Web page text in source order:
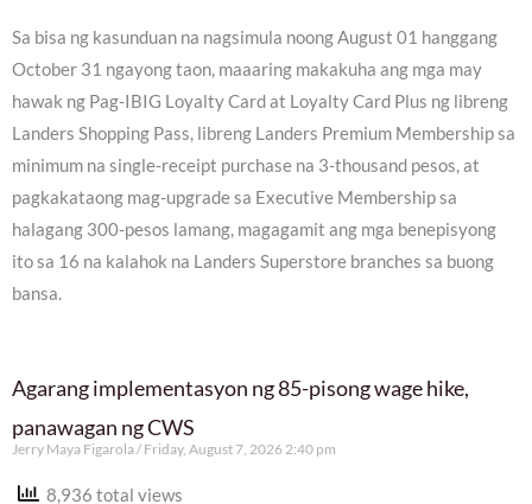
Sa bisa ng kasunduan na nagsimula noong August 01 hanggang
October 31 ngayong taon, maaaring makakuha ang mga may
hawak ng Pag-IBIG Loyalty Card at Loyalty Card Plus ng libreng
Landers Shopping Pass, libreng Landers Premium Membership sa
minimum na single-receipt purchase na 3-thousand pesos, at
pagkakataong mag-upgrade sa Executive Membership sa
halagang 300-pesos lamang, magagamit ang mga benepisyong
ito sa 16 na kalahok na Landers Superstore branches sa buong
bansa.
Agarang implementasyon ng 85-pisong wage hike,
panawagan ng CWS
Jerry Maya Figarola Friday, August 7, 2026 2:40 pm
8,936 total views